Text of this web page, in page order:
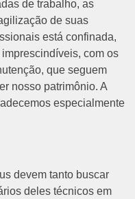
de trabalho, as
de suas
está confinada,
com os
que seguem
nosso patrimônio. A
especialmente
devem tanto buscar
deles técnicos em